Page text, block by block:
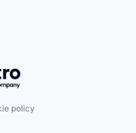
policy